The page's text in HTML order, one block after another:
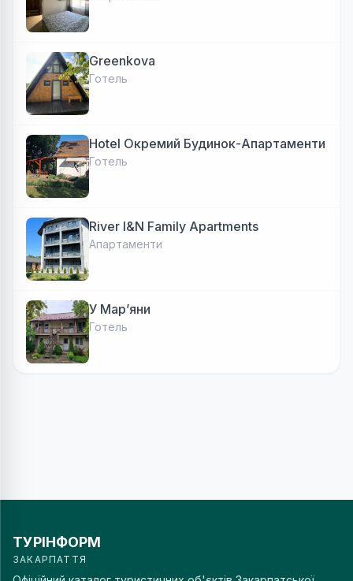
Greenkova
Готель
Hotel Окремий Будинок-Апартаменти
Готель
River I&N Family Apartments
Апартаменти
У Марʼяни
Готель
ТУРІНФОРМ
ЗАКАРПАТТЯ